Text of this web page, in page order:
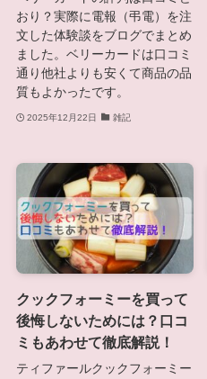
おり？実際に電報（弔電）を注
文した体験談をブログでまとめ
ました。ベリーカードは口コミ
通り他社よりも安くて商品の品
質もよかったです。
2025年12月22日 雑記
クックフォーミーを買って
後悔しないためには？口コ
ミもあわせて徹底解説！
ティファールクックフォーミー